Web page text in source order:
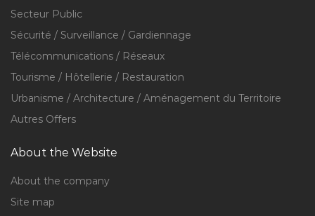
Secteur Public
Sécurité / Surveillance / Gardiennage
Télécommunications / Réseaux
Tourisme / Hôtellerie / Restauration
Urbanisme / Architecture / Aménagement du Territoire
Autres Offers
About the Website
About the company
Site map